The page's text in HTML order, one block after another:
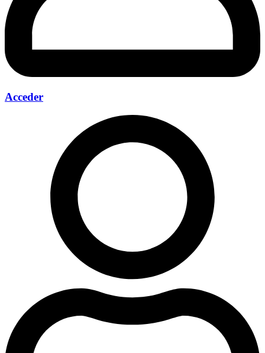
Acceder